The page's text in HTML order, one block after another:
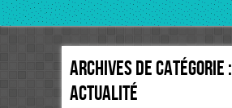
Archives de catégorie :
Actualité